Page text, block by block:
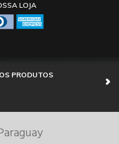
LOJA
PRODUTOS